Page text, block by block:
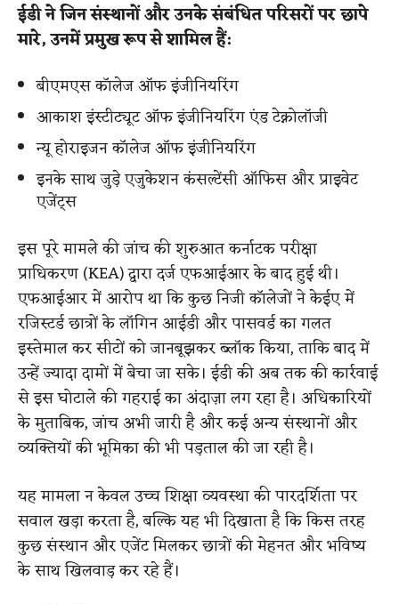
ईडी ने जिन संस्थानों और उनके संबंधित परिसरों पर छापे
मारे, उनमें प्रमुख रूप से शामिल हैं:
बीएमएस कॉलेज ऑफ इंजीनियरिंग
आकाश इंस्टीट्यूट ऑफ इंजीनियरिंग एंड टेक्नोलॉजी
न्यू होराइजन कॉलेज ऑफ इंजीनियरिंग
इनके साथ जुड़े एजुकेशन कंसल्टेंसी ऑफिस और प्राइवेट
एजेंट्स
इस पूरे मामले की जांच की शुरुआत कर्नाटक परीक्षा
प्राधिकरण (KEA) द्वारा दर्ज एफआईआर के बाद हुई थी।
एफआईआर में आरोप था कि कुछ निजी कॉलेजों ने केईए में
रजिस्टर्ड छात्रों के लॉगिन आईडी और पासवर्ड का गलत
इस्तेमाल कर सीटों को जानबूझकर ब्लॉक किया, ताकि बाद में
उन्हें ज्यादा दामों में बेचा जा सके। ईडी की अब तक की कार्रवाई
से इस घोटाले की गहराई का अंदाज़ा लग रहा है। अधिकारियों
के मुताबिक, जांच अभी जारी है और कई अन्य संस्थानों और
व्यक्तियों की भूमिका की भी पड़ताल की जा रही है।
यह मामला न केवल उच्च शिक्षा व्यवस्था की पारदर्शिता पर
सवाल खड़ा करता है, बल्कि यह भी दिखाता है कि किस तरह
कुछ संस्थान और एजेंट मिलकर छात्रों की मेहनत और भविष्य
के साथ खिलवाड़ कर रहे हैं।